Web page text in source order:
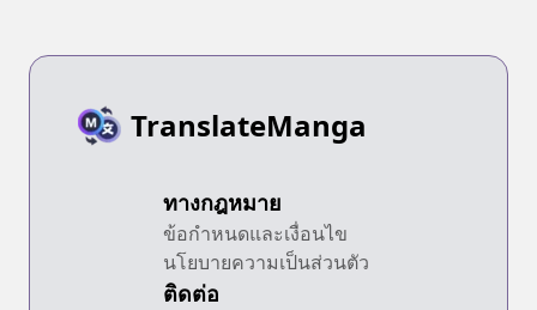
TranslateManga
ทางกฎหมาย
ข้อกำหนดและเงื่อนไข
นโยบายความเป็นส่วนตัว
ติดต่อ